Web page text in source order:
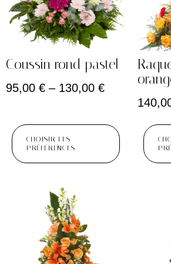
Coussin rond pastel
95,00 € – 130,00 €
CHOISIR LES
PRÉFÉRENCES